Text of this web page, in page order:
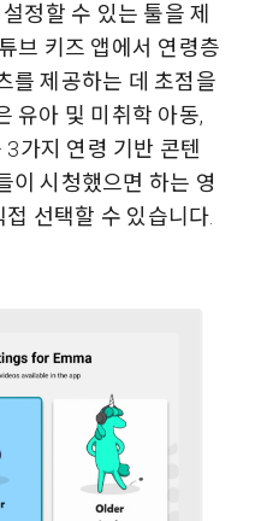
정할 수 있는 툴을 제
브 키즈 앱에서 연령층
를 제공하는 데 초점을
유아 및 미취학 아동,
가지 연령 기반 콘텐
이 시청했으면 하는 영
선택할 수 있습니다.